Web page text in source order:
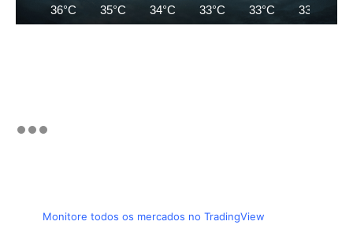
36°C 35°C 34°C 33°C 33°C 33°C
Monitore todos os mercados no TradingView